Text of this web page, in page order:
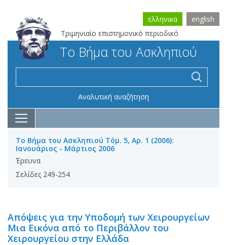
Τριμηνιαίο επιστημονικό περιοδικό
ελληνικα english
Το Βήμα του Ασκληπιού
Αναλυτική αναζήτηση
Το Βήμα του Ασκληπιού Τόμ. 5, Αρ. 1 (2006):
Ιανουάριος - Μάρτιος 2006
Έρευνα
Σελίδες 249-254
Απόψεις για την Υποδομή των Χειρουργείων
Μια Εικόνα από το Περιβάλλον του
Χειρουργείου στην Ελλάδα